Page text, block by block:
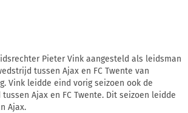
Pieter Vink aangesteld als leidsman
tussen Ajax en FC Twente van
Vink leidde eind vorig seizoen ook de
Ajax en FC Twente. Dit seizoen leidde
Ajax.